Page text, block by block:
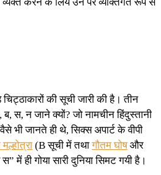
की सूची जारी की है। तीन
स, न जाने क्यों? जो नामचीन हिंदुस्तानी
भी जानते ही थे, सिक्स अपार्ट के वीपी
(B सूची में तथागौतम घोषऔर
में ही गोया सारी दुनिया सिमट गयी है।